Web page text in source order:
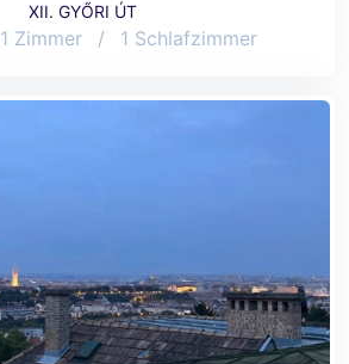
XII. GYŐRI ÚT
1 Zimmer / 1 Schlafzimmer